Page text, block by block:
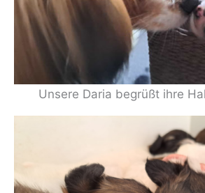
Unsere Daria begrüßt ihre